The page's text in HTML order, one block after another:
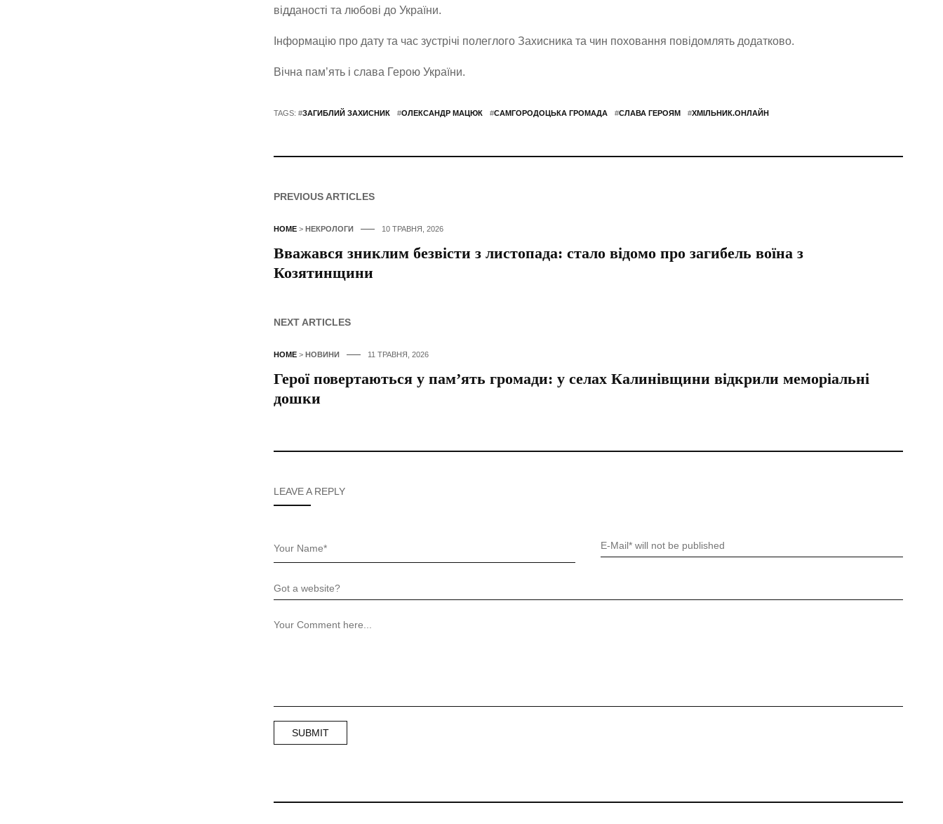
відданості та любові до України.
Інформацію про дату та час зустрічі полеглого Захисника та чин поховання повідомлять додатково.
Вічна пам’ять і слава Герою України.
TAGS: #ЗАГИБЛИЙ ЗАХИСНИК #ОЛЕКСАНДР МАЦЮК #САМГОРОДОЦЬКА ГРОМАДА #СЛАВА ГЕРОЯМ #ХМІЛЬНИК.ОНЛАЙН
PREVIOUS ARTICLES
HOME> НЕКРОЛОГИ 10 ТРАВНЯ, 2026
Вважався зниклим безвісти з листопада: стало відомо про загибель воїна з
Козятинщини
NEXT ARTICLES
HOME> НОВИНИ 11 ТРАВНЯ, 2026
Герої повертаються у пам’ять громади: у селах Калинівщини відкрили меморіальні
дошки
LEAVE A REPLY